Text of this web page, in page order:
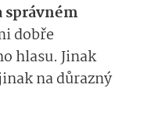
dobře
hlasu. Jinak
na důrazný